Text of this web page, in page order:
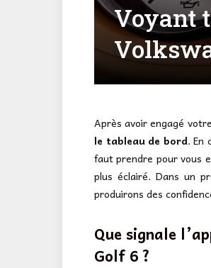
Voyant
Après avoir engagé votre
le tableau de bord. En
faut prendre pour vous
plus éclairé. Dans un
produirons des
Que signale
Golf 6 ?